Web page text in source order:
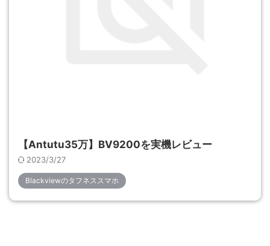
【Antutu35万】BV9200を実機レビュー
2023/3/27
Blackviewのタフネススマホ